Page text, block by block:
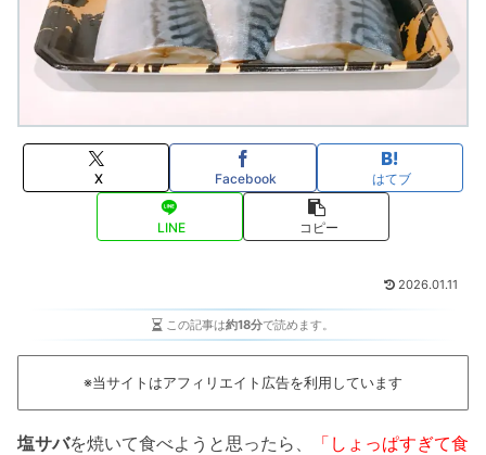
X Facebook はてブ
LINE コピー
2026.01.11
この記事は約18分で読めます。
※当サイトはアフィリエイト広告を利用しています
塩サバを焼いて食べようと思ったら、
「しょっぱすぎて食